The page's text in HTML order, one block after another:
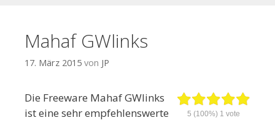
Mahaf GWlinks
17. März 2015 von JP
5 (100%) 1 vote
Die Freeware Mahaf GWlinks
ist eine sehr empfehlenswerte